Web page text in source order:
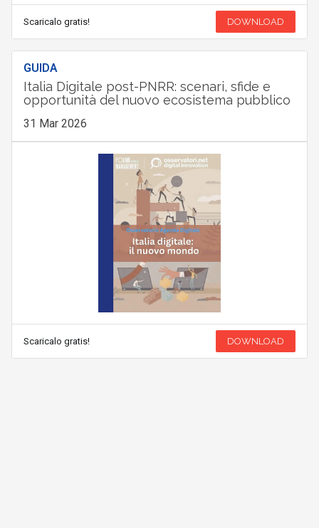
Scaricalo gratis! DOWNLOAD
GUIDA
Italia Digitale post-PNRR: scenari, sfide e
opportunità del nuovo ecosistema pubblico
31 Mar 2026
Scaricalo gratis! DOWNLOAD